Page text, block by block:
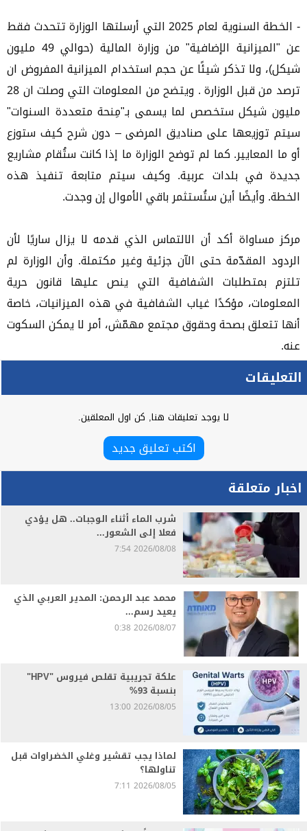
- الخطة السنوية لعام 2025 التي أرسلتها الوزارة تتحدث فقط
عن "الميزانية الإضافية" من وزارة المالية (حوالي 49 مليون
شيكل)، ولا تذكر شيئًا عن حجم استخدام الميزانية المفروض ان
ترصد من قبل الوزارة . ويتضح من المعلومات التي وصلت ان 28
مليون شيكل ستخصص لما يسمى بـ"مِنحة متعددة السنوات"
سيتم توزيعها على صناديق المرضى – دون شرح كيف ستوزع
أو ما المعايير. كما لم توضح الوزارة ما إذا كانت ستُقام مشاريع
جديدة في بلدات عربية. وكيف سيتم متابعة تنفيذ هذه
الخطة. وأيضًا أين ستُستثمر باقي الأموال إن وجدت.
مركز مساواة أكد أن الالتماس الذي قدمه لا يزال ساريًا لأن
الردود المقدّمة حتى الآن جزئية وغير مكتملة. وأن الوزارة لم
تلتزم بمتطلبات الشفافية التي ينص عليها قانون حرية
المعلومات، مؤكدًا غياب الشفافية في هذه الميزانيات، خاصة
أنها تتعلق بصحة وحقوق مجتمع مهمّش، أمر لا يمكن السكوت
عنه.
التعليقات
لا يوجد تعليقات هنا, كن اول المعلقين.
اكتب تعليق جديد
اخبار متعلقة
شرب الماء أثناء الوجبات.. هل يؤدي
فعلا إلى الشعور...
2026/08/08 7:54
محمد عبد الرحمن: المدير العربي الذي
يعيد رسم...
2026/08/07 0:38
علكة تجريبية تقلص فيروس "HPV"
بنسبة 93%
2026/08/05 13:00
لماذا يجب تقشير وغلي الخضراوات قبل
تناولها؟
2026/08/05 7:11